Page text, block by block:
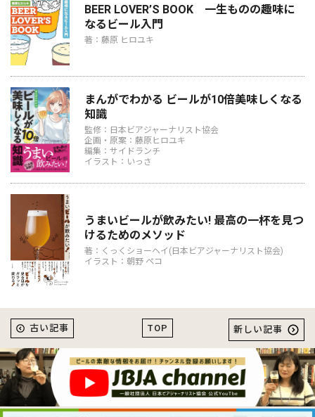
BEER LOVER’S BOOK 一生ものの趣味に
なるビール入門
著：藤原 ヒロユキ
まんがでわかる ビールが10倍美味しくなる
知識
監修：日本ビアジャーナリスト協会
企画・原案：藤原ヒロユキ
編集：サイドランチ
イラスト：いっさ
うまいビールが飲みたい! 最高の一杯を見つ
けるためのメソッド
著：くっくショーヘイ(日本ビアジャーナリスト協会)
イラスト：朝野 ペコ
TOP
古い記事 新しい記事